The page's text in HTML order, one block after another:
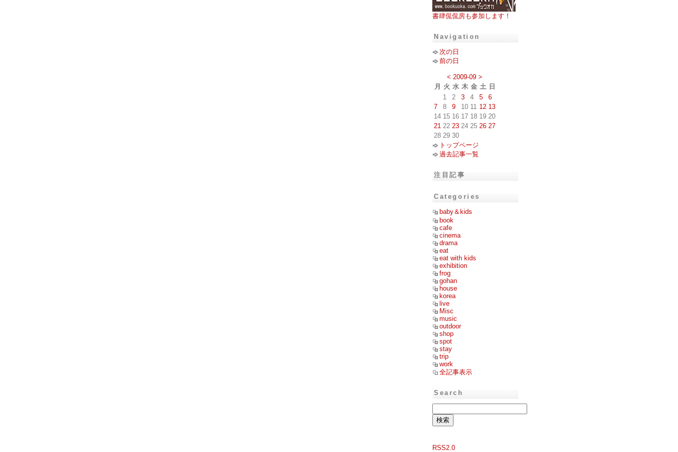
書肆侃侃房も参加します！
Navigation
次の日
前の日
< 2009-09 >
月
火 水 木 金 土 日
1
2 3 4 5
6
7
8 9 10 11 12 13
14 15 16 17 18 19 20
21 22 23 24 25 26 27
28 29 30
トップページ
過去記事一覧
注目記事
Categories
baby＆kids
book
cafe
cinema
drama
eat
eat with kids
exhibition
frog
gohan
house
korea
live
Misc
music
outdoor
shop
spot
stay
trip
work
全記事表示
Search
RSS2.0